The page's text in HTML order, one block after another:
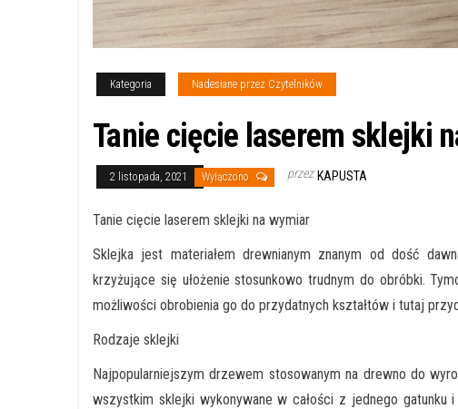
Kategoria Nadesłane przez Czytelników
Tanie cięcie laserem sklejki
2 listopada, 2021 Wyłączono przez KAPUSTA
Tanie cięcie laserem sklejki na wymiar
Sklejka jest materiałem drewnianym znanym od dość
krzyżujące się ułożenie stosunkowo trudnym do obróbki.
możliwości obrobienia go do przydatnych kształtów i tutaj
Rodzaje sklejki
Najpopularniejszym drzewem stosowanym na drewno do
wszystkim sklejki wykonywane w całości z jednego